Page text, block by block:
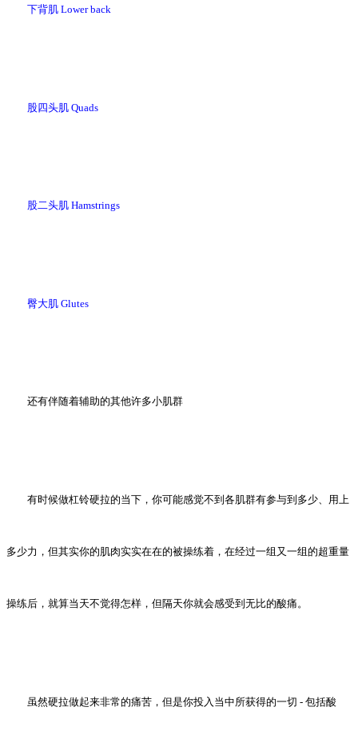
下背肌 Lower back
股四头肌 Quads
股二头肌 Hamstrings
臀大肌 Glutes
还有伴随着辅助的其他许多小肌群
有时候做杠铃硬拉的当下，你可能感觉不到各肌群有参与到多少、用上
多少力，但其实你的肌肉实实在在的被操练着，在经过一组又一组的超重量
操练后，就算当天不觉得怎样，但隔天你就会感受到无比的酸痛。
虽然硬拉做起来非常的痛苦，但是你投入当中所获得的一切 - 包括酸